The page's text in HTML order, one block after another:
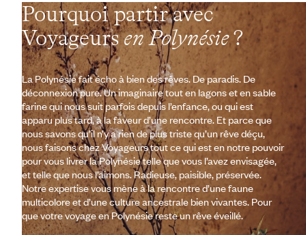
Pourquoi partir avec
Voyageursen Polynésie?
La Polynésie fait écho à bien des rêves. De paradis. De
déconnexion pure. Un imaginaire tout en lagons et en sable
farine qui nous suit parfois depuis l’enfance, ou qui est
apparu plus tard, à la faveur d’une rencontre. Et parce que
nous savons qu’il n’y a rien de plus triste qu’un rêve déçu,
nous faisons chez Voyageurs tout ce qui est en notre pouvoir
pour vous livrer la Polynésie telle que vous l’avez envisagée,
et telle que nous l’aimons. Radieuse, paisible, préservée.
Notre expertise vous mène à la rencontre d’une faune
multicolore et d’une culture ancestrale bien vivantes. Pour
que votre voyage en Polynésie reste un rêve éveillé.